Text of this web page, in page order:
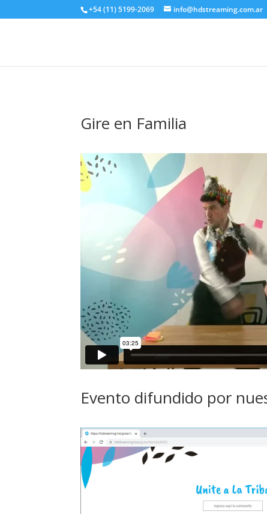
+54 (11) 5199-2069 info@hdstreaming.com.ar
Gire en Familia
Evento difundido por